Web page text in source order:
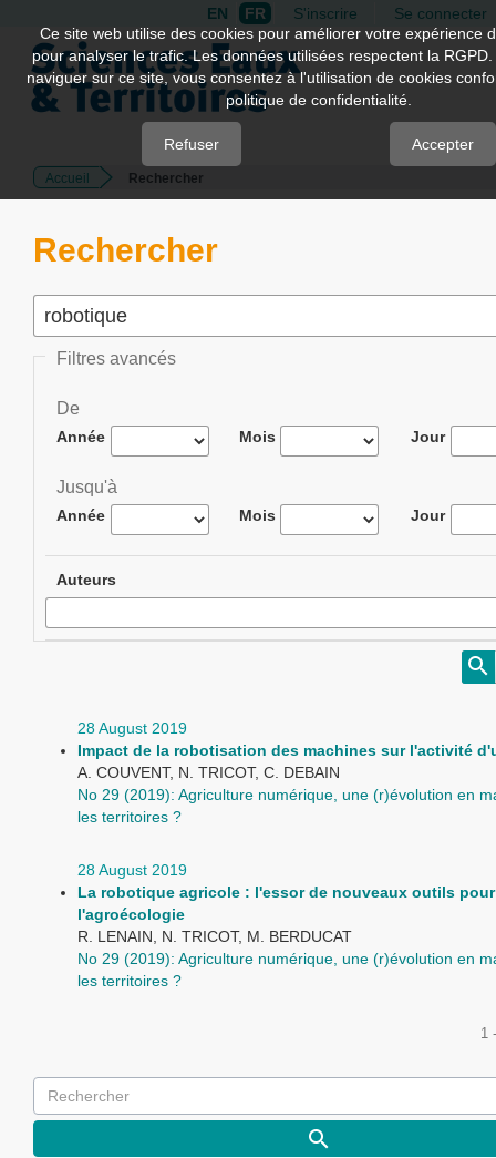
Quick
jump
page
Main
Content
EN FR S'inscrire Se connecter
Accueil Rechercher
Rechercher
Filtres avancés
De
Année Mois Jour
Jusqu'à
Année Mois Jour
Auteurs
28 August 2019
Impact de la robotisation des machines sur l'activité
A. COUVENT, N. TRICOT, C. DEBAIN
No 29 (2019): Agriculture numérique, une (r)évolution en
les territoires ?
28 August 2019
La robotique agricole : l'essor de nouveaux outils pour
l'agroécologie
R. LENAIN, N. TRICOT, M. BERDUCAT
No 29 (2019): Agriculture numérique, une (r)évolution en
les territoires ?
1
Ce site web utilise des cookies pour améliorer votre expérience
pour analyser le trafic. Les données utilisées respectent la
naviguer sur ce site, vous consentez à l'utilisation de cookies
politique de confidentialité.
Refuser Accepter